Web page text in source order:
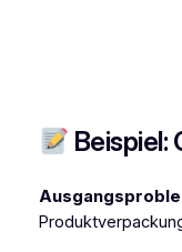
Beispiel: